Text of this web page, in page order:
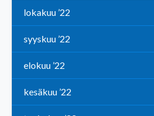
lokakuu ’22
syyskuu ’22
elokuu ’22
kesäkuu ’22